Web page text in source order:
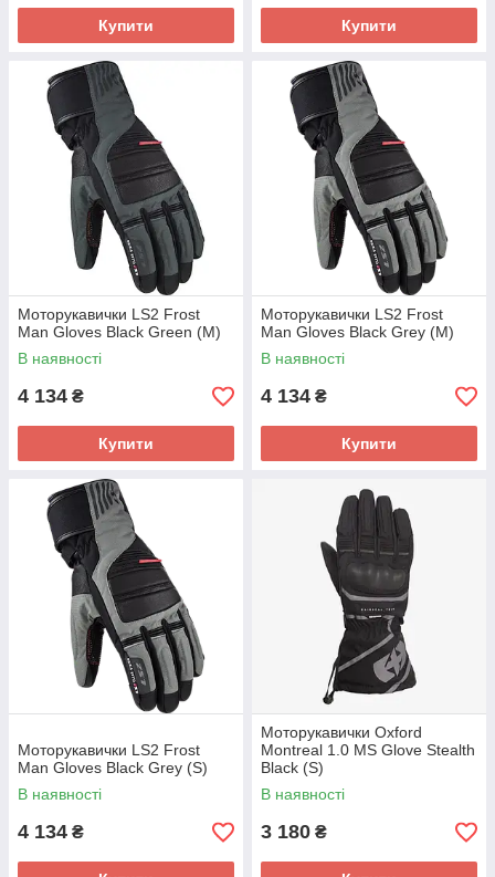
Купити Купити
Моторукавички LS2 Frost
Man Gloves Black Green (M)
В наявності
4 134 ₴
Купити
Моторукавички LS2 Frost
Man Gloves Black Grey (M)
В наявності
4 134 ₴
Купити
Моторукавички LS2 Frost
Man Gloves Black Grey (S)
В наявності
4 134 ₴
Моторукавички Oxford
Montreal 1.0 MS Glove Stealth
Black (S)
В наявності
3 180 ₴